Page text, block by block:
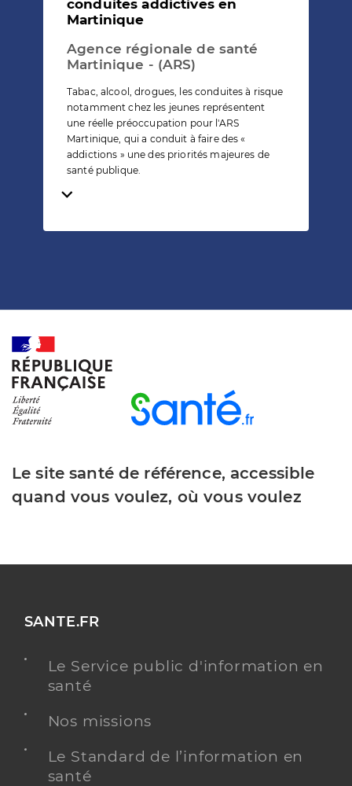
conduites addictives en
Martinique
Agence régionale de santé
Martinique - (ARS)
Tabac, alcool, drogues, les conduites à risque
notamment chez les jeunes représentent
une réelle préoccupation pour l'ARS
Martinique, qui a conduit à faire des «
addictions » une des priorités majeures de
santé publique.
Temps de lecture
Le site santé de référence, accessible
quand vous voulez, où vous voulez
SANTE.FR
Le Service public d'information en
santé
Nos missions
Le Standard de l’information en
santé